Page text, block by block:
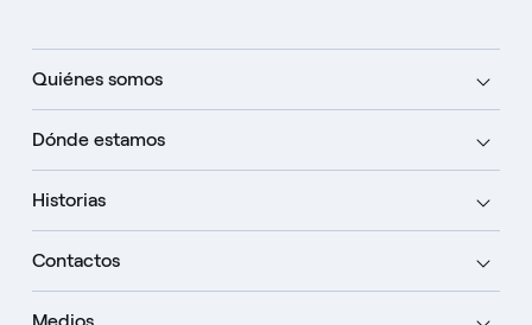
Quiénes somos
Dónde estamos
Historias
Contactos